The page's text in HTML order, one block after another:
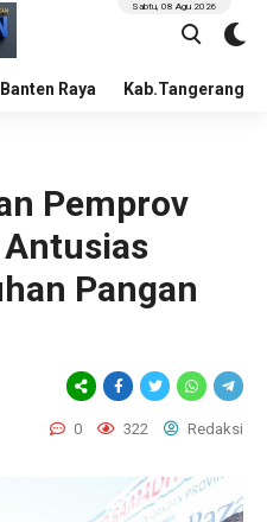
Banten Raya Kab.Tangerang
Sabtu, 08 Agu 2026
Pemprov
Antusias
Pangan
0 322 Redaksi